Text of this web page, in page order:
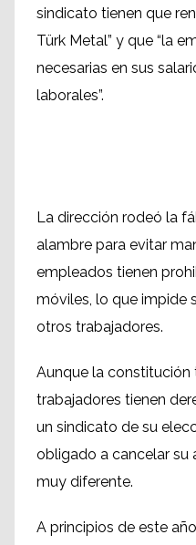
sindicato tienen que
Türk Metal” y que “la
necesarias en sus
laborales”.
La dirección rodeó la
alambre para evitar
empleados tienen
móviles, lo que impide
otros trabajadores.
Aunque la constitución
trabajadores tienen
un sindicato de su
obligado a cancelar su
muy diferente.
A principios de este